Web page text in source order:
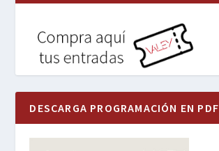
DESCARGA PROGRAMACIÓN EN PDF